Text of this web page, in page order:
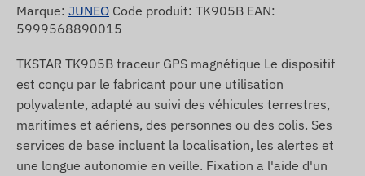
Marque: JUNEO Code produit: TK905B EAN:
5999568890015
TKSTAR TK905B traceur GPS magnétique Le dispositif
est conçu par le fabricant pour une utilisation
polyvalente, adapté au suivi des véhicules terrestres,
maritimes et aériens, des personnes ou des colis. Ses
services de base incluent la localisation, les alertes et
une longue autonomie en veille. Fixation a l'aide d'un